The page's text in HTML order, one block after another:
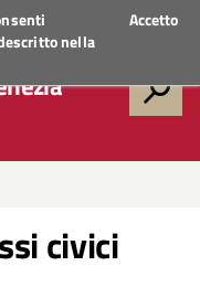
nella
Accetto
civici